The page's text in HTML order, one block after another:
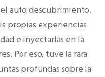
auto descubrimiento.
propias experiencias
e inyectarlas en la
Por eso, tuve la rara
profundas sobre la